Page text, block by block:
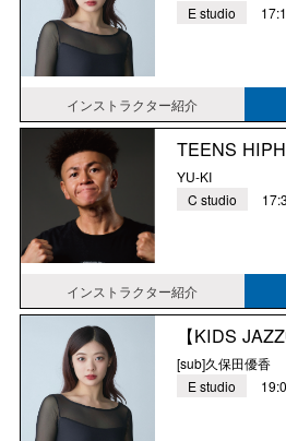
E studio
インストラクター紹介
TEENS
YU-KI
C studio
インストラクター紹介
【KIDS
[sub]久保田優香
E studio